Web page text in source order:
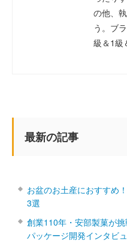
の他、
う。ブ
級＆1級
最新の記事
お盆のお土産におすすめ
3選
創業110年・安部製菓が
パッケージ開発インタビ